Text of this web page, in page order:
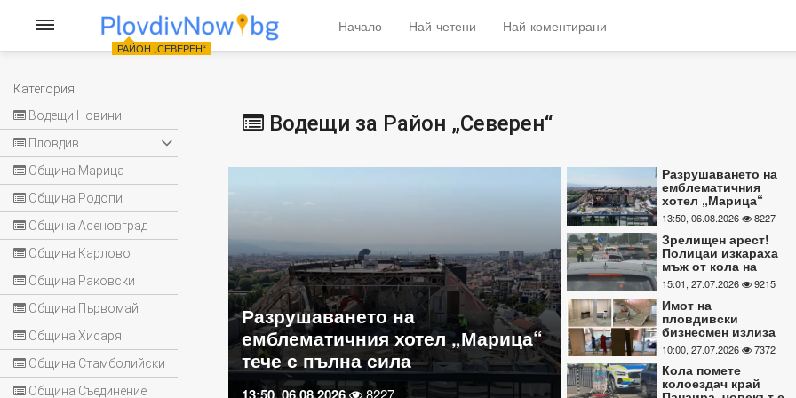
Категория
Водещи Новини
Пловдив
Община Марица
Община Родопи
Община Асеновград
Община Карлово
Община Раковски
Община Първомай
Община Хисаря
Община Стамболийски
Община Съединение
РАЙОН „СЕВЕРЕН“
Начало Най-четени Най-коментирани
Водещи за Район „Северен“
на
хотел „Марица“
сила
8227
Зрелищен арест! Полицаи
изкараха мъж от кола на входа
на Пловдив
9215
Имот на пловдивски
излиза на публична
заради задължения
7372
Разрушаването на
емблематичния
хотел „Марица“
тече с пълна сила
13:50, 06.08.2026 8227
Зрелищен арест!
Полицаи изкараха
мъж от кола на
входа на Пловдив
15:01, 27.07.2026 9215
Имот на
пловдивски
бизнесмен излиза
на публична продан
заради задължения
10:00, 27.07.2026 7372
Кола помете
колоездач край